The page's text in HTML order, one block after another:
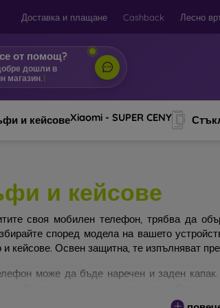
Доставка и плащане Cashback Лесно
от помощ?
дошли в
магазин.
и кейсовеXiaomi - SUPER CENY
и кейсове
своя мобилен телефон, трябва да
според модела на вашето
кейсове. Освен защитна, те изпълняват
може да бъде наречен и заден